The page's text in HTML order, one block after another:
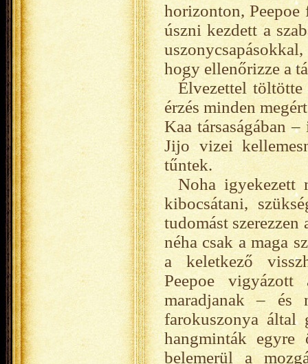
horizonton, Peepoe
úszni kezdett a
hogy ellenőrizze a
Élvezettel
érzés minden
Kaa társaságában
Jijo vizei
tűntek.
Noha igyekezett
kibocsátani,
tudomást
néha csak a maga
a keletkező
Peepoe
maradjanak – és
farokuszonya által
hangminták egyre
belemerül a